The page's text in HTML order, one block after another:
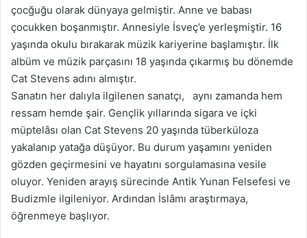
çocğuğu olarak dünyaya gelmiştir. Anne ve babası
çocukken boşanmıştır. Annesiyle İsveç’e yerleşmiştir. 16
yaşında okulu bırakarak müzik kariyerine başlamıştır. İlk
albüm ve müzik parçasını 18 yaşında çıkarmış bu dönemde
Cat Stevens adını almıştır.
Sanatın her dalıyla ilgilenen sanatçı, aynı zamanda hem
ressam hemde şair. Gençlik yıllarında sigara ve içki
müptelâsı olan Cat Stevens 20 yaşında tüberküloza
yakalanıp yatağa düşüyor. Bu durum yaşamını yeniden
gözden geçirmesini ve hayatını sorgulamasına vesile
oluyor. Yeniden arayış sürecinde Antik Yunan Felsefesi ve
Budizmle ilgileniyor. Ardından İslâmı araştırmaya,
öğrenmeye başlıyor.